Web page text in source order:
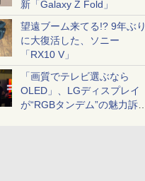
新「Galaxy Z Fold」
望遠ブーム来てる!? 9年ぶり
に大復活した、ソニー
「RX10 V」
「画質でテレビ選ぶなら
OLED」、LGディスプレイ
が“RGBタンデム”の魅力訴